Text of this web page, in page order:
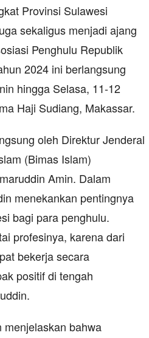
Provinsi Sulawesi
sekaligus menjadi ajang
Penghulu Republik
2024 ini berlangsung
hingga Selasa, 11-12
Haji Sudiang, Makassar.
oleh Direktur Jenderal
(Bimas Islam)
Amin. Dalam
menekankan pentingnya
bagi para penghulu.
profesinya, karena dari
bekerja secara
positif di tengah
menjelaskan bahwa